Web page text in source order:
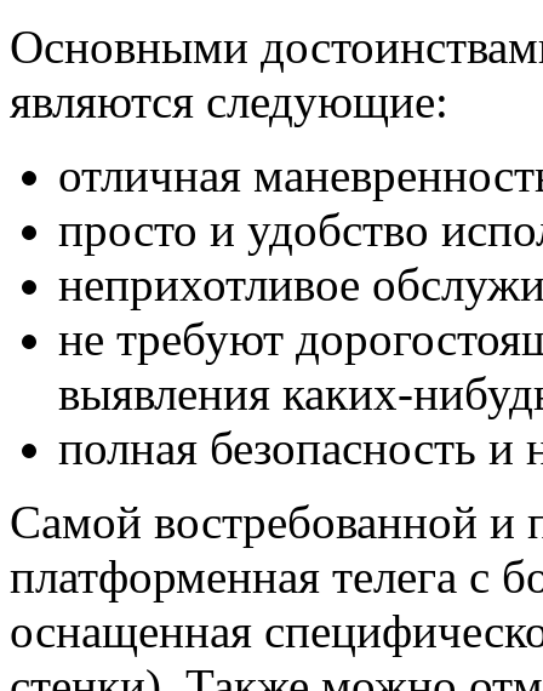
Основными
являются следующие:
отличная
просто и удобство
неприхотливое
не требуют
выявления каких-
полная безопасность и
Самой востребованной и
платформенная телега с
оснащенная